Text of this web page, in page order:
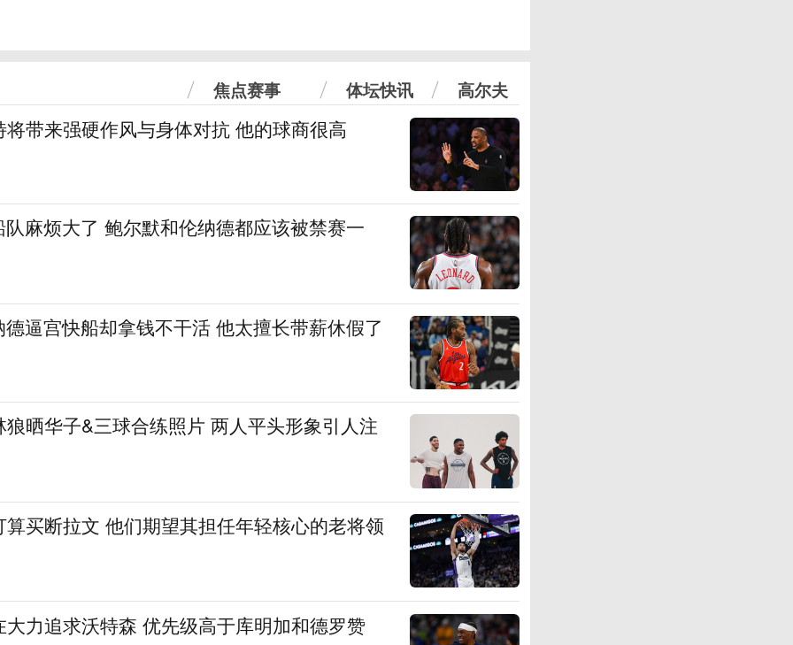
焦点赛事 体坛快讯 高尔夫
带来强硬作风与身体对抗 他的球商很高
队麻烦大了 鲍尔默和伦纳德都应该被禁赛一
德逼宫快船却拿钱不干活 他太擅长带薪休假了
晒华子&三球合练照片 两人平头形象引人注
买断拉文 他们期望其担任年轻核心的老将领
力追求沃特森 优先级高于库明加和德罗赞